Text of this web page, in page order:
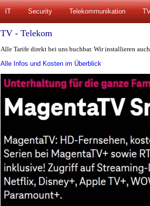
IT Security Telekommunikation
TV - Telekom
Alle Tarife direkt bei uns buchbar. Wir installieren
Alle Infos und Kosten im Überblick